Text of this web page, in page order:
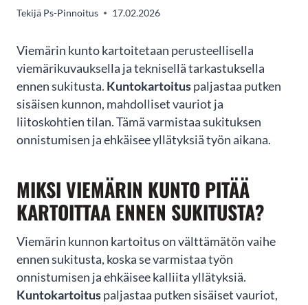
Tekijä Ps-Pinnoitus 17.02.2026
Viemärin kunto kartoitetaan perusteellisella
viemärikuvauksella ja teknisellä tarkastuksella
ennen sukitusta. Kuntokartoituspaljastaa putken
sisäisen kunnon, mahdolliset vauriot ja
liitoskohtien tilan. Tämä varmistaa sukituksen
onnistumisen ja ehkäisee yllätyksiä työn aikana.
MIKSI VIEMÄRIN KUNTO PITÄÄ
KARTOITTAA ENNEN SUKITUSTA?
Viemärin kunnon kartoitus on välttämätön vaihe
ennen sukitusta, koska se varmistaa työn
onnistumisen ja ehkäisee kalliita yllätyksiä.
Kuntokartoituspaljastaa putken sisäiset vauriot,
Oletko viemäripalveluiden
tarpeessa?
niin olemme sinuun yhteydessä mahdollisimman pian!